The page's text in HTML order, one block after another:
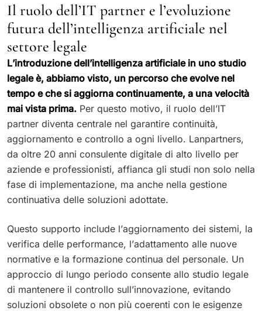
Il ruolo dell’IT partner e l’evoluzione
futura dell’intelligenza artificiale nel
settore legale
L’introduzione dell’intelligenza artificiale in uno studio
legale è, abbiamo visto, un percorso che evolve nel
tempo e che si aggiorna continuamente, a una velocità
mai vista prima. Per questo motivo, il ruolo dell’IT
partner diventa centrale nel garantire continuità,
aggiornamento e controllo a ogni livello. Lanpartners,
da oltre 20 anni consulente digitale di alto livello per
aziende e professionisti, affianca gli studi non solo nella
fase di implementazione, ma anche nella gestione
continuativa delle soluzioni adottate.
Questo supporto include l’aggiornamento dei sistemi, la
verifica delle performance, l’adattamento alle nuove
normative e la formazione continua del personale. Un
approccio di lungo periodo consente allo studio legale
di mantenere il controllo sull’innovazione, evitando
soluzioni obsolete o non più coerenti con le esigenze